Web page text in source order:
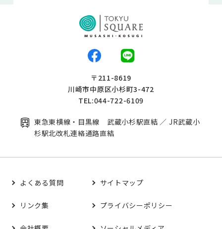
〒211-8619
川崎市中原区小杉町3-472
TEL:044-722-6109
東急東横線・目黒線 武蔵小杉駅直結 ／ JR武蔵小
杉駅北改札連絡通路直結
よくある質問 サイトマップ
リンク集 プライバシーポリシー